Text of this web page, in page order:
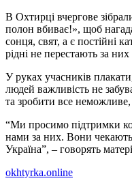
В Охтирці вчергове
полон вбиває!», щоб
сонця, свят, а є постійні
рідні не перестають за
У руках учасників
людей важливість не
та зробити все
“Ми просимо підтримки
нами за них. Вони
Україна”, – говорять
okhtyrka.online